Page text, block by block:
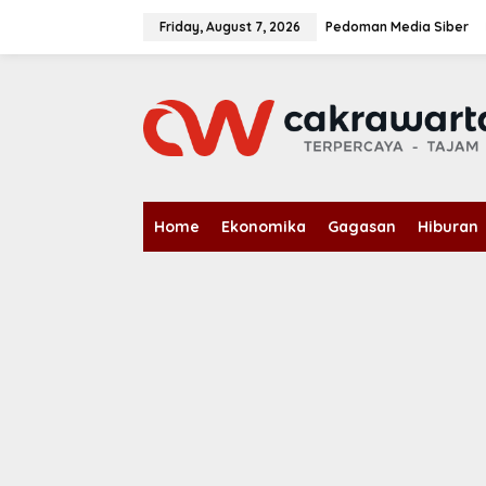
Friday, August 7, 2026 Pedoman Media Siber
Home Ekonomika Gagasan Hiburan